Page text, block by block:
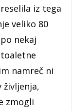
iz tega
veliko 80
nekaj
namreč ni
zmogli